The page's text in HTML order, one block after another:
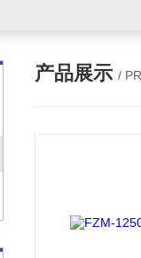
产品展示 /